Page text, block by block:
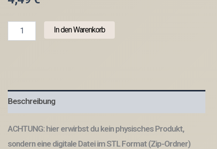
Schild
Statement
Drinks
Wein
Sekt
In den Warenkorb
Beschreibung
ACHTUNG: hier erwirbst du kein physisches Produkt,
sondern eine digitale Datei im STL Format (Zip-Ordner)